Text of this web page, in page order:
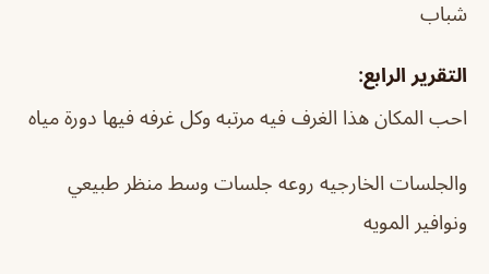
شباب
التقرير الرابع:
احب المكان هذا الغرف فيه مرتبه وكل غرفه فيها دورة مياه
والجلسات الخارجيه روعه جلسات وسط منظر طبيعي
ونوافير المويه